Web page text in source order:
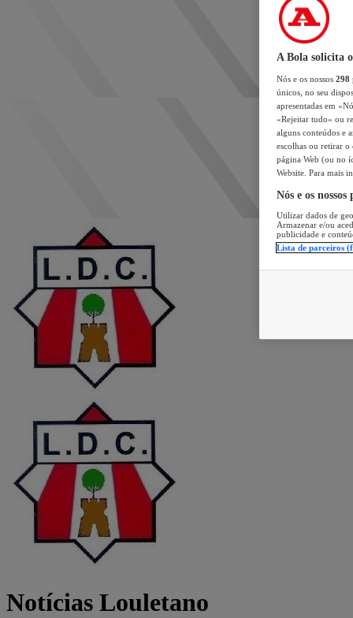
Notícias Louletano
A Bola solicita
Nós e os nossos 298
únicos, no seu
apresentadas em
«Rejeitar tudo» ou
alguns conteúdos e
escolhas ou retirar
página Web (ou no
Website. Para mais
Nós e os
Utilizar dados de
Armazenar e/ou
publicidade e
Lista de parceiros